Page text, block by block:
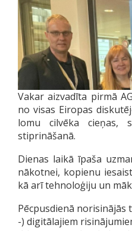
Vakar aizvadīta pirmā
no visas Eiropas
lomu cilvēka cieņas,
stiprināšanā.
Dienas laikā īpaša
nākotnei, kopienu
kā arī tehnoloģiju un
Pēcpusdienā norisinājās
-) digitālajiem